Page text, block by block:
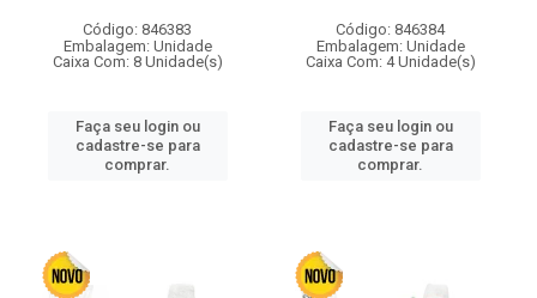
Código: 846383
Embalagem: Unidade
Caixa Com: 8 Unidade(s)
Faça seu login ou
cadastre-se para
comprar.
Código: 846384
Embalagem: Unidade
Caixa Com: 4 Unidade(s)
Faça seu login ou
cadastre-se para
comprar.